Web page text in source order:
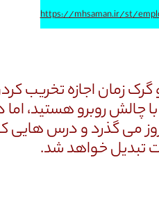
https://mhsaman.ir/st/
زمان اجازه تخریب
چالش روبرو هستید،
می گذرد و درس هایی
تبدیل خواهد شد.